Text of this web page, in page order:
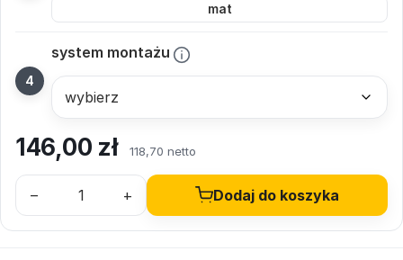
mat
system montażu
146,00 zł 118,70 netto
– + Dodaj do koszyka